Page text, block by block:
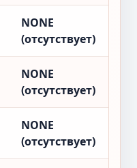
NONE
(отсутствует)
NONE
(отсутствует)
NONE
(отсутствует)